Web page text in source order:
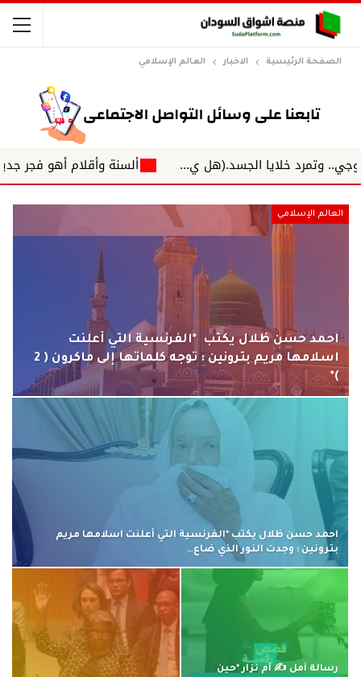
الصفحة الرئيسية الاخبار العالم الإسلامي
الجسد.(هل ي... ألسنة وأقلام أهو فجر جديد .. ؟ د.
العالم الإسلامي
احمد حسن ظلال يكتب *الفرنسية التي أعلنت
اسلامها مريم بترونين : توجه كلماتها إلى ماكرون ( 2
)*
احمد حسن ظلال يكتب *الفرنسية التي أعلنت اسلامها مريم
بترونين : وجدت النور الذي ضاع…
رسالة أمل ✍ أم نزار *حين